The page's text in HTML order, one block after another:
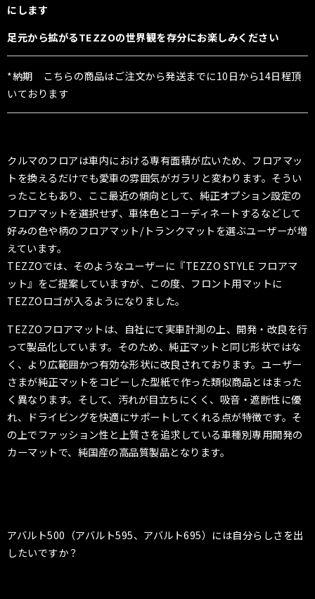
にします
足元から拡がるTEZZOの世界観を存分にお楽しみください
*納期 こちらの商品はご注文から発送までに10日から14日程頂
いております
クルマのフロアは車内における専有面積が広いため、フロアマッ
トを換えるだけでも愛車の雰囲気がガラリと変わります。そうい
ったこともあり、ここ最近の傾向として、純正オプション設定の
フロアマットを選択せず、車体色とコ－ディネートするなどして
好みの色や柄のフロアマット/トランクマットを選ぶユーザーが増
えています。
TEZZOでは、そのようなユーザーに『TEZZO STYLE フロアマ
ット』をご提案していますが、この度、フロント用マットに
TEZZOロゴが入るようになりました。
TEZZOフロアマットは、自社にて実車計測の上、開発・改良を行
って製品化しています。そのため、純正マットと同じ形状ではな
く、より広範囲かつ有効な形状に改良されております。ユーザー
さまが純正マットをコピーした型紙で作った類似商品とはまった
く異なります。そして、汚れが目立ちにくく、吸音・遮断性に優
れ、ドライビングを快適にサポートしてくれる点が特徴です。そ
の上でファッション性と上質さを追求している車種別専用開発の
カーマットで、純国産の高品質製品となります。
アバルト500（アバルト595、アバルト695）には自分らしさを出
したいですか？